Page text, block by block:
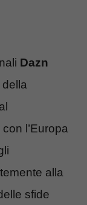
Dazn
della
l’Europa
alla
sfide